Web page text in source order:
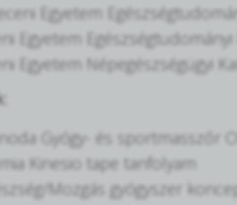
Egyetem
Egyetem
Egyetem Népegészségügyi
Gyógy- és sportmasszőr
Kinesio tape tanfolyam
Mozgás gyógyszer